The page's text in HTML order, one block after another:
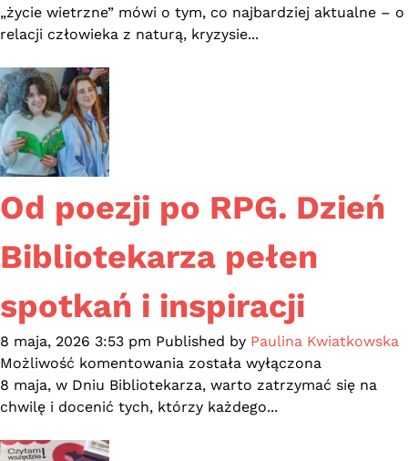
Morga
z
poetycką
WiMBP!
Premiera
28
maja
2026
w
Warszawie
„życie wietrzne” mówi o tym, co najbardziej aktualne – o
relacji człowieka z naturą, kryzysie...
Od poezji po RPG. Dzień
Bibliotekarza pełen
spotkań i inspiracji
8 maja, 2026 3:53 pm Published by Paulina Kwiatkowska
Możliwość komentowania Od
poezji
po
została wyłączona
8 maja, w Dniu Bibliotekarza, warto zatrzymać się na
chwilę i docenić tych, którzy każdego...